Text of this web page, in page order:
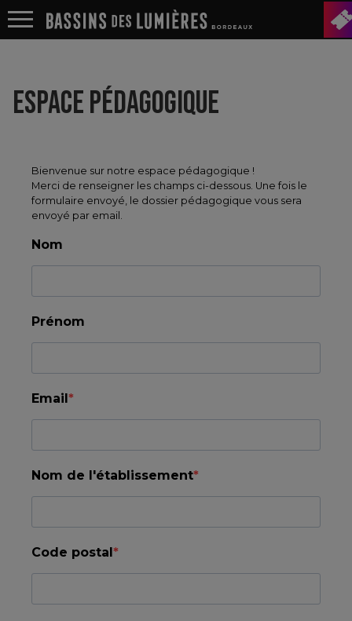
ESPACE PÉDAGOGIQUE
Bienvenue sur notre espace pédagogique !
Merci de renseigner les champs ci-dessous. Une fois le
formulaire envoyé, le dossier pédagogique vous sera
envoyé par email.
Nom
Prénom
Email
Nom de l'établissement
Code postal